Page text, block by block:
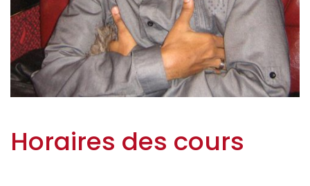
Horaires des cours